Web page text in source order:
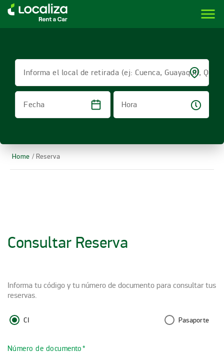
LOCALIZA ALQUILER DE VEHÍCULOS | LOCALIZA menu
Informa el local de retirada (ej: Cuenca, Guayaquil,
Fecha
Hora
Home / Reserva
Consultar Reserva
Informa tu código y tu número de documento para consultar tus
reservas.
CI Pasaporte
Número de documento